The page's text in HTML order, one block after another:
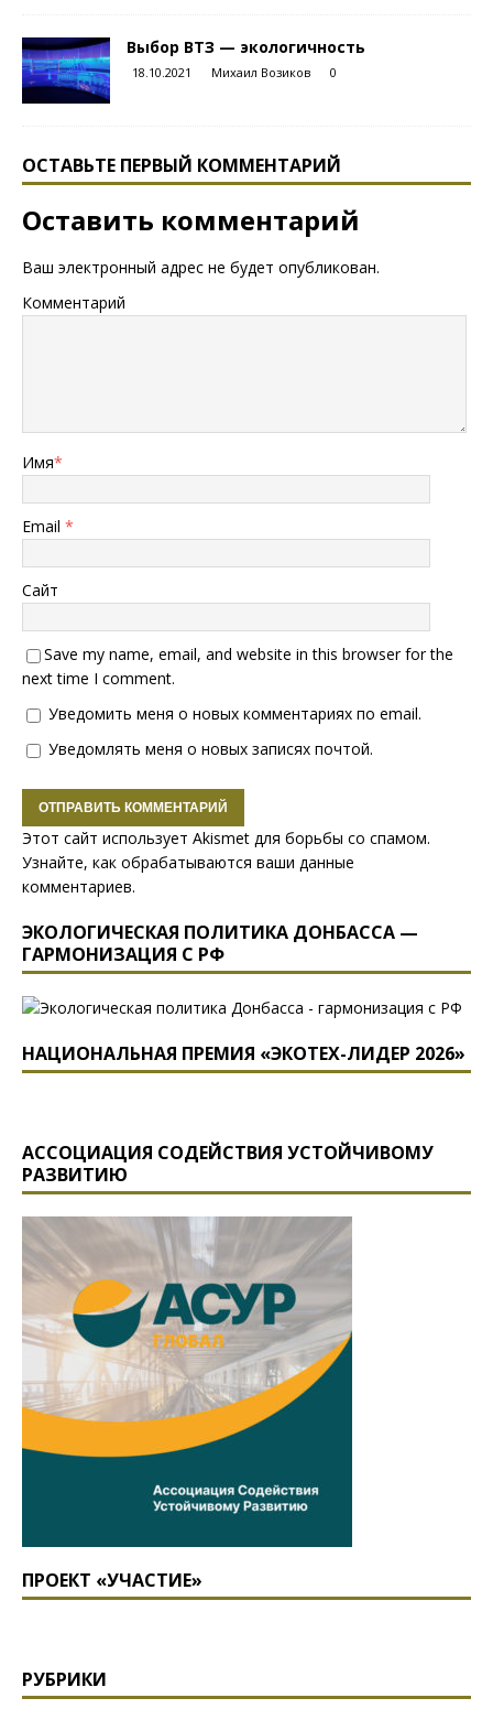
Выбор ВТЗ — экологичность
18.10.2021 Михаил Возиков 0
ОСТАВЬТЕ ПЕРВЫЙ КОММЕНТАРИЙ
Оставить комментарий
Ваш электронный адрес не будет опубликован.
Комментарий
Имя*
Email *
Сайт
Save my name, email, and website in this browser for the
next time I comment.
Уведомить меня о новых комментариях по email.
Уведомлять меня о новых записях почтой.
Этот сайт использует Akismet для борьбы со спамом.
Узнайте, как обрабатываются ваши данные
комментариев.
ЭКОЛОГИЧЕСКАЯ ПОЛИТИКА ДОНБАССА —
ГАРМОНИЗАЦИЯ С РФ
НАЦИОНАЛЬНАЯ ПРЕМИЯ «ЭКОТЕХ-ЛИДЕР 2026»
АССОЦИАЦИЯ СОДЕЙСТВИЯ УСТОЙЧИВОМУ
РАЗВИТИЮ
ПРОЕКТ «УЧАСТИЕ»
РУБРИКИ